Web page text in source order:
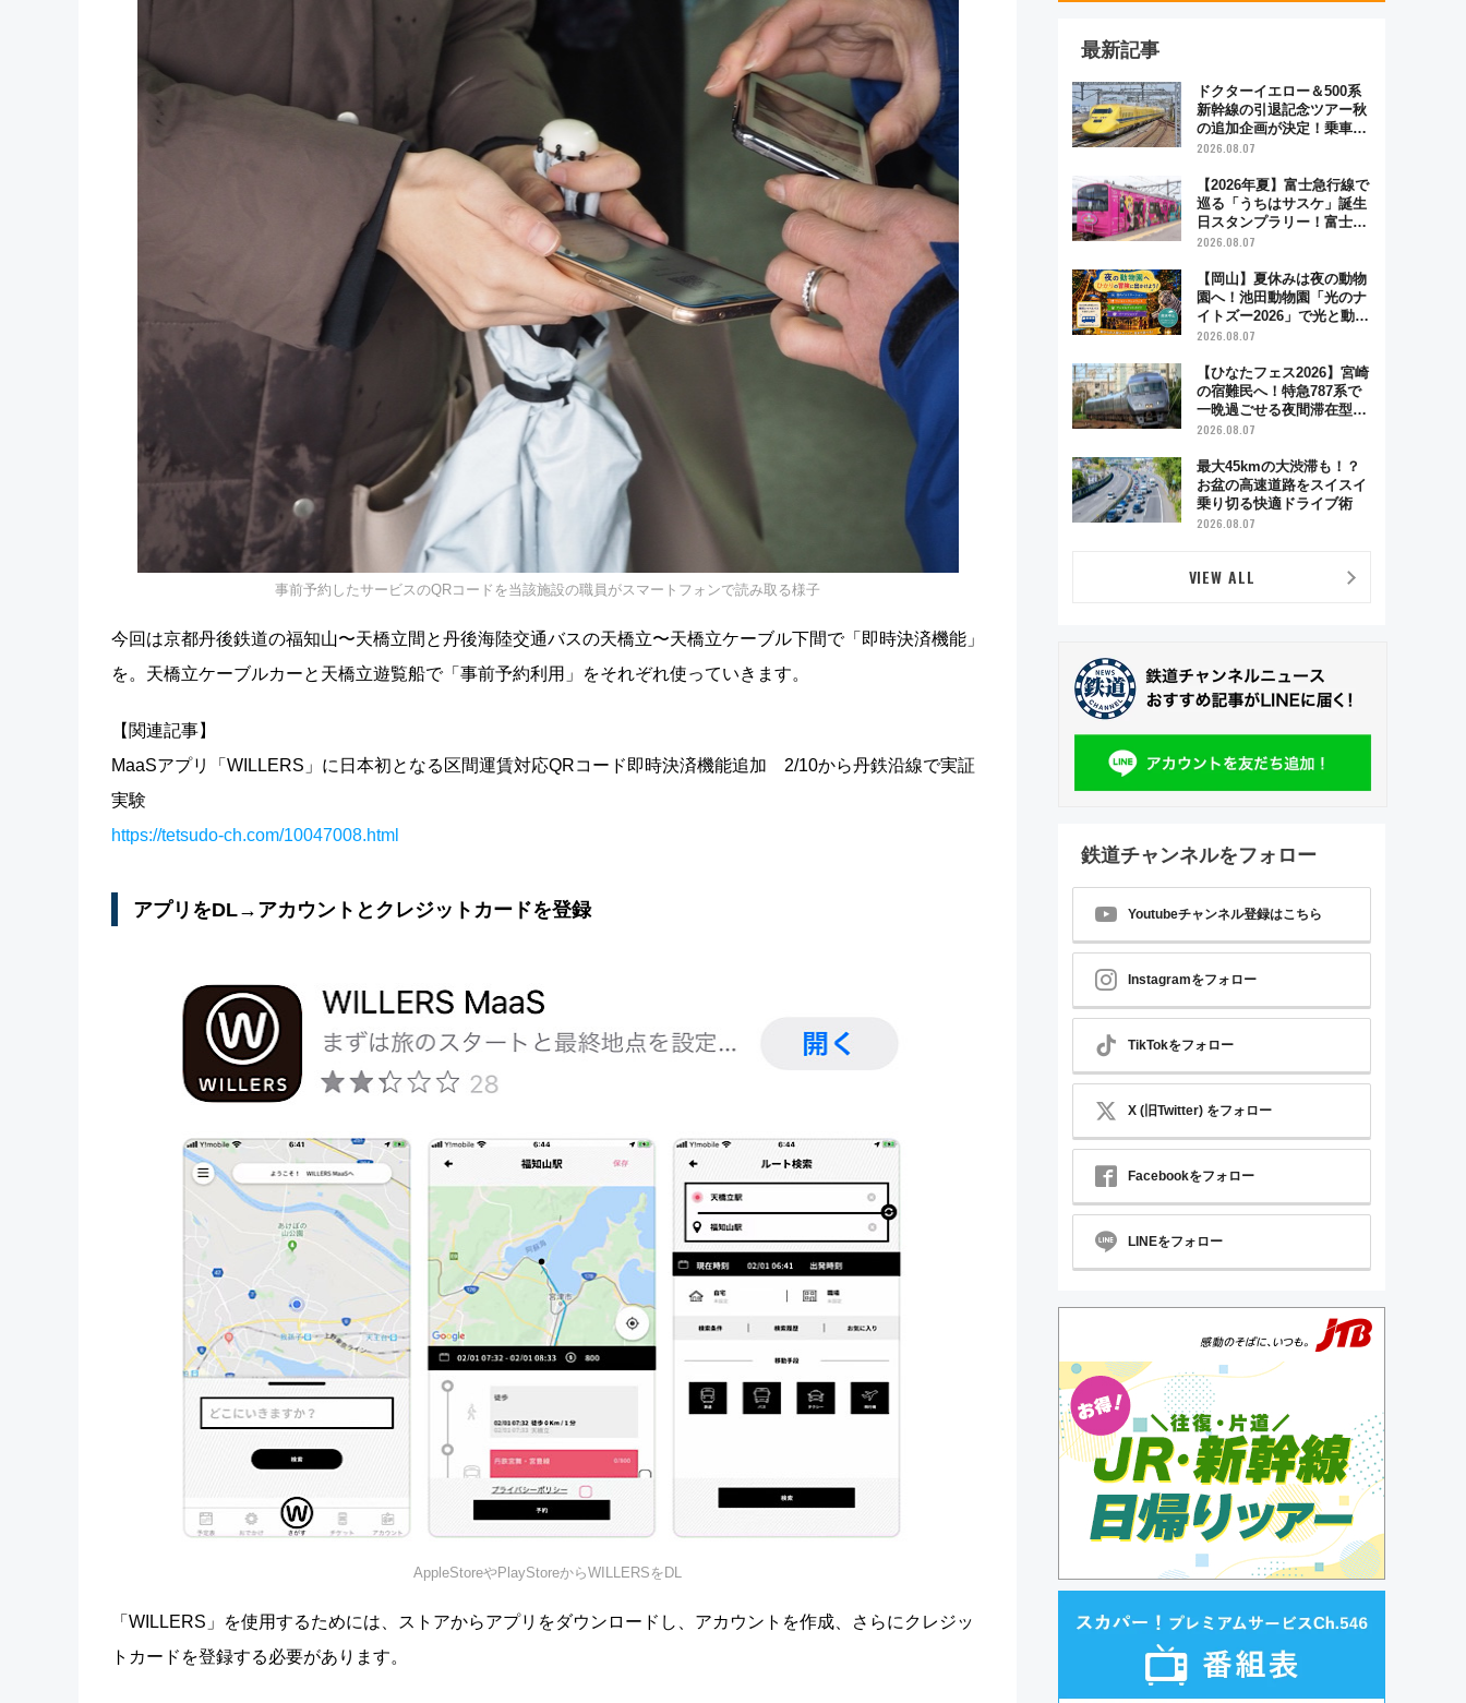
事前予約したサービスのQRコードを当該施設の職員がスマートフォンで読み取る様子
今回は京都丹後鉄道の福知山〜天橋立間と丹後海陸交通バスの天橋立〜天橋立ケーブル下間で「即時決済機能」
を。天橋立ケーブルカーと天橋立遊覧船で「事前予約利用」をそれぞれ使っていきます。
【関連記事】
MaaSアプリ「WILLERS」に日本初となる区間運賃対応QRコード即時決済機能追加 2/10から丹鉄沿線で実証
実験
https://tetsudo-ch.com/10047008.html
アプリをDL→アカウントとクレジットカードを登録
AppleStoreやPlayStoreからWILLERSをDL
「WILLERS」を使用するためには、ストアからアプリをダウンロードし、アカウントを作成、さらにクレジッ
トカードを登録する必要があります。
最新記事
ドクターイエロー＆500系
新幹線の引退記念ツアー秋
の追加企画が決定！乗車体
験やグッズ・ホテル情報ま
2026.08.07
【2026年夏】富士急行線で
巡る「うちはサスケ」誕生
日スタンプラリー！富士急
ハイランド限定グルメ＆グ
2026.08.07
【岡山】夏休みは夜の動物
園へ！池田動物園「光のナ
イトズー2026」で光と動物
が彩る特別な夜
2026.08.07
【ひなたフェス2026】宮崎
の宿難民へ！特急787系で
一晩過ごせる夜間滞在型イ
ベント「スワローおひさ
2026.08.07
最大45kmの大渋滞も！？
お盆の高速道路をスイスイ
乗り切る快適ドライブ術
2026.08.07
VIEW ALL
鉄道チャンネルをフォロー
Youtubeチャンネル登録はこちら
Instagramをフォロー
TikTokをフォロー
X (旧Twitter) をフォロー
Facebookをフォロー
LINEをフォロー